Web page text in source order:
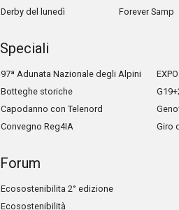
Derby del lunedì
Forever Samp
Speciali
97ª Adunata Nazionale degli Alpini
Botteghe storiche
Capodanno con Telenord
Convegno Reg4IA
Giro
Forum
Ecosostenibilita 2° edizione
Ecosostenibilità